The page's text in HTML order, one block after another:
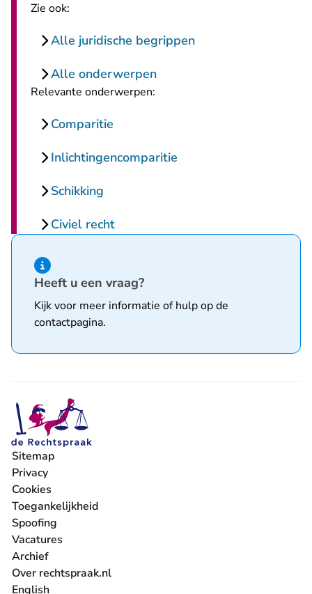
Zie ook:
Alle juridische begrippen
Alle onderwerpen
Relevante onderwerpen:
Comparitie
Inlichtingencomparitie
Schikking
Civiel recht
Hint van type informatie
Heeft u een vraag?
Kijk voor meer informatie of hulp op de
contactpagina.
Sitemap
Privacy
Cookies
Toegankelijkheid
Spoofing
Vacatures
- U verlaat Rechtspraak.nl
Archief
Over rechtspraak.nl
English